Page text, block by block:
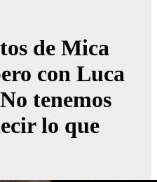
de Mica
con Luca
tenemos
lo que